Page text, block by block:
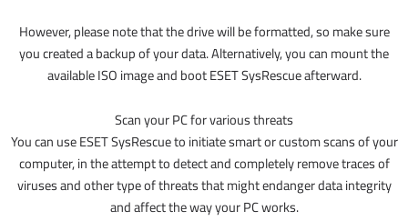
However, please note that the drive will be formatted, so make sure
you created a backup of your data. Alternatively, you can mount the
available ISO image and boot ESET SysRescue afterward.
Scan your PC for various threats
You can use ESET SysRescue to initiate smart or custom scans of your
computer, in the attempt to detect and completely remove traces of
viruses and other type of threats that might endanger data integrity
and affect the way your PC works.